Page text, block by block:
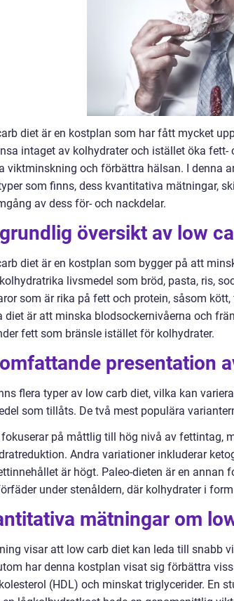
diet är en kostplan som har fått mycket
intaget av kolhydrater och istället öka
viktminskning och förbättra hälsan. I denna
som finns, dess kvantitativa mätningar,
av dess för- och nackdelar.
översikt av low
diet är en kostplan som bygger på att
livsmedel som bröd, pasta, ris,
som är rika på fett och protein, såsom
diet är att minska blodsockernivåerna och
fett som bränsle istället för kolhydrater.
presentation
flera typer av low carb diet, vilka kan
som tillåts. De två mest populära
fokuserar på måttlig till hög nivå av fettintag,
Andra variationer inkluderar
är högt. Paleo-dieten är en annan
under stenåldern, där kolhydrater i
mätningar om
visar att low carb diet kan leda till snabb
har denna kostplan visat sig förbättra
kolesterol (HDL) och minskat triglycerider. En